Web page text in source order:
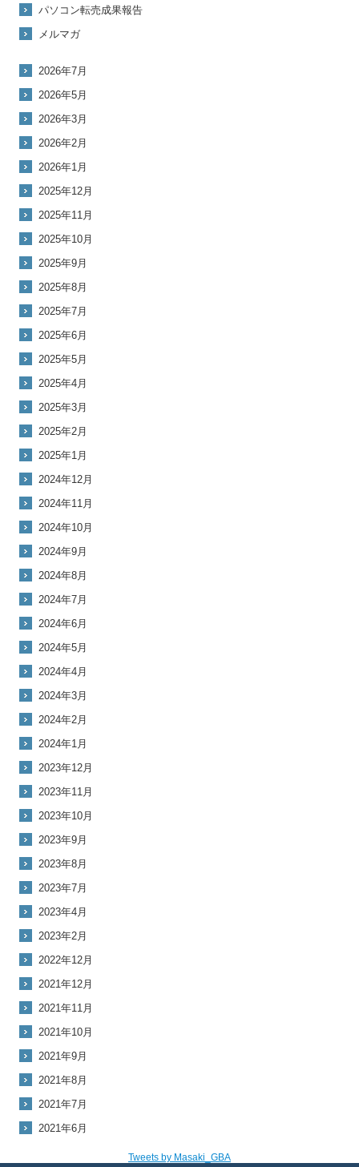
パソコン転売成果報告
メルマガ
2026年7月
2026年5月
2026年3月
2026年2月
2026年1月
2025年12月
2025年11月
2025年10月
2025年9月
2025年8月
2025年7月
2025年6月
2025年5月
2025年4月
2025年3月
2025年2月
2025年1月
2024年12月
2024年11月
2024年10月
2024年9月
2024年8月
2024年7月
2024年6月
2024年5月
2024年4月
2024年3月
2024年2月
2024年1月
2023年12月
2023年11月
2023年10月
2023年9月
2023年8月
2023年7月
2023年4月
2023年2月
2022年12月
2021年12月
2021年11月
2021年10月
2021年9月
2021年8月
2021年7月
2021年6月
Tweets by Masaki_GBA